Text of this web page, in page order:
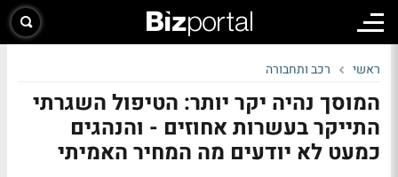
ראשי רכב ותחבורה
המוסך נהיה יקר יותר: הטיפול השגרתי
התייקר בעשרות אחוזים - והנהגים
כמעט לא יודעים מה המחיר האמיתי